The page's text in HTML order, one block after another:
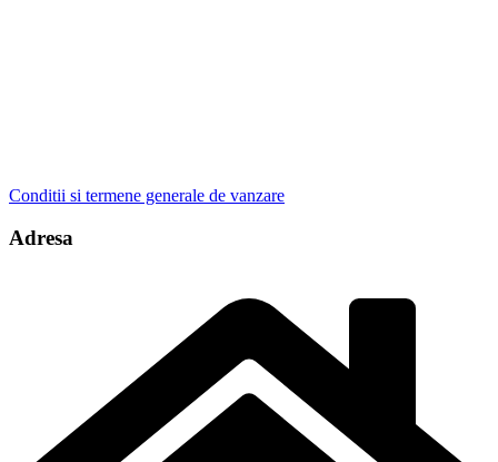
Conditii si termene generale de vanzare
Adresa